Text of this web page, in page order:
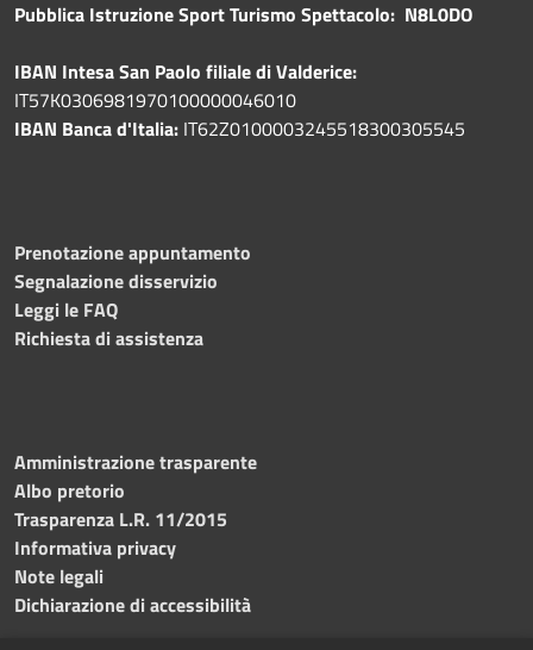
Pubblica Istruzione Sport Turismo Spettacolo: N8L0DO
IBAN Intesa San Paolo filiale di Valderice:
IT57K0306981970100000046010
IBAN Banca d'Italia: IT62Z0100003245518300305545
Prenotazione appuntamento
Segnalazione disservizio
Leggi le FAQ
Richiesta di assistenza
Amministrazione trasparente
Albo pretorio
Trasparenza L.R. 11/2015
Informativa privacy
Note legali
Dichiarazione di accessibilità